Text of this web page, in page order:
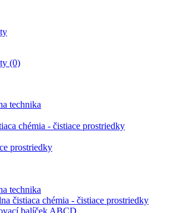
(0)
technika
chémia - čistiace prostriedky
prostriedky
technika
čistiaca chémia - čistiace prostriedky
balíček ABCD